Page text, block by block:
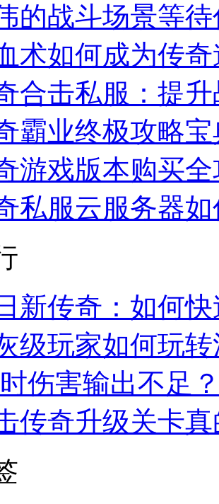
的战斗场景等
术如何成为传
合击私服：提
霸业终极攻略
游戏版本购买
私服云服务器
新传奇：如何
级玩家如何玩
伤害输出不足
传奇升级关卡